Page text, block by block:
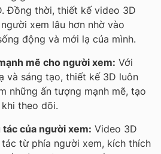
Đồng thời, thiết kế video 3D
xem lâu hơn nhờ vào
động và mới lạ của mình.
mẽ cho người xem: Với
và sáng tạo, thiết kế 3D luôn
những ấn tượng mạnh mẽ, tạo
theo dõi.
của người xem: Video 3D
từ phía người xem, kích thích